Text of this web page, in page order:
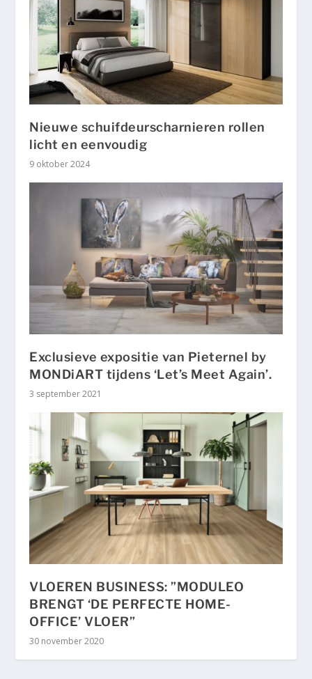
Nieuwe schuifdeurscharnieren rollen
licht en eenvoudig
9 oktober 2024
Exclusieve expositie van Pieternel by
MONDiART tijdens ‘Let’s Meet Again’.
3 september 2021
VLOEREN BUSINESS: ”MODULEO
BRENGT ‘DE PERFECTE HOME-
OFFICE’ VLOER”
30 november 2020